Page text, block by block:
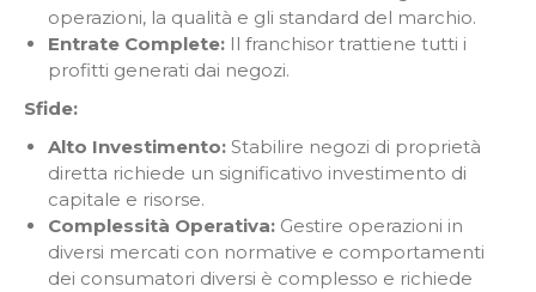
operazioni, la qualità e gli standard del marchio.
Entrate Complete: Il franchisor trattiene tutti i
profitti generati dai negozi.
Sfide:
Alto Investimento: Stabilire negozi di proprietà
diretta richiede un significativo investimento di
capitale e risorse.
Complessità Operativa: Gestire operazioni in
diversi mercati con normative e comportamenti
dei consumatori diversi è complesso e richiede